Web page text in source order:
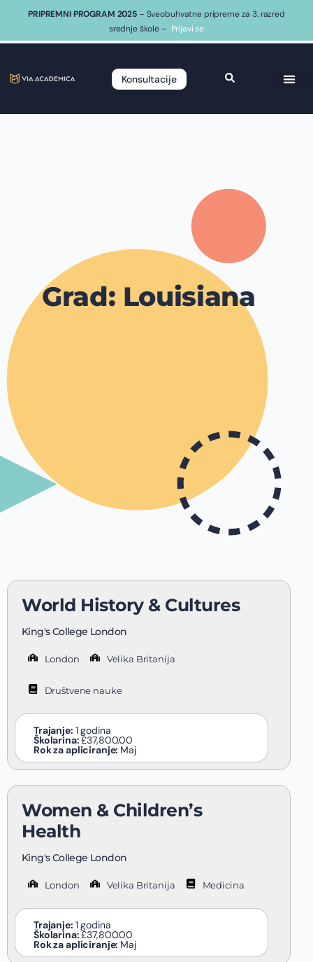
PRIPREMNI PROGRAM 2025 – Sveobuhvatne pripreme za 3. razred
srednje škole – Prijavi se
Konsultacije
Grad: Louisiana
World History & Cultures
King's College London
London Velika Britanija
Društvene nauke
Trajanje: 1 godina
Školarina:£37,800.00
Rok za apliciranje: Maj
Women & Children’s
Health
King's College London
London Velika Britanija Medicina
Trajanje: 1 godina
Školarina:£37,800.00
Rok za apliciranje: Maj